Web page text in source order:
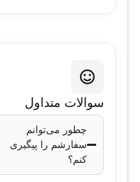
سوالات متداول
چطور می‌توانم
سفارشم را پیگیری
کنم؟